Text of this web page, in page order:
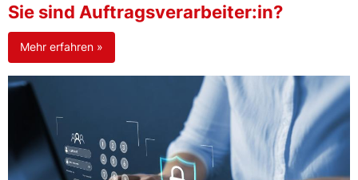
Sie sind Auftragsverarbeiter:in?
Mehr erfahren »